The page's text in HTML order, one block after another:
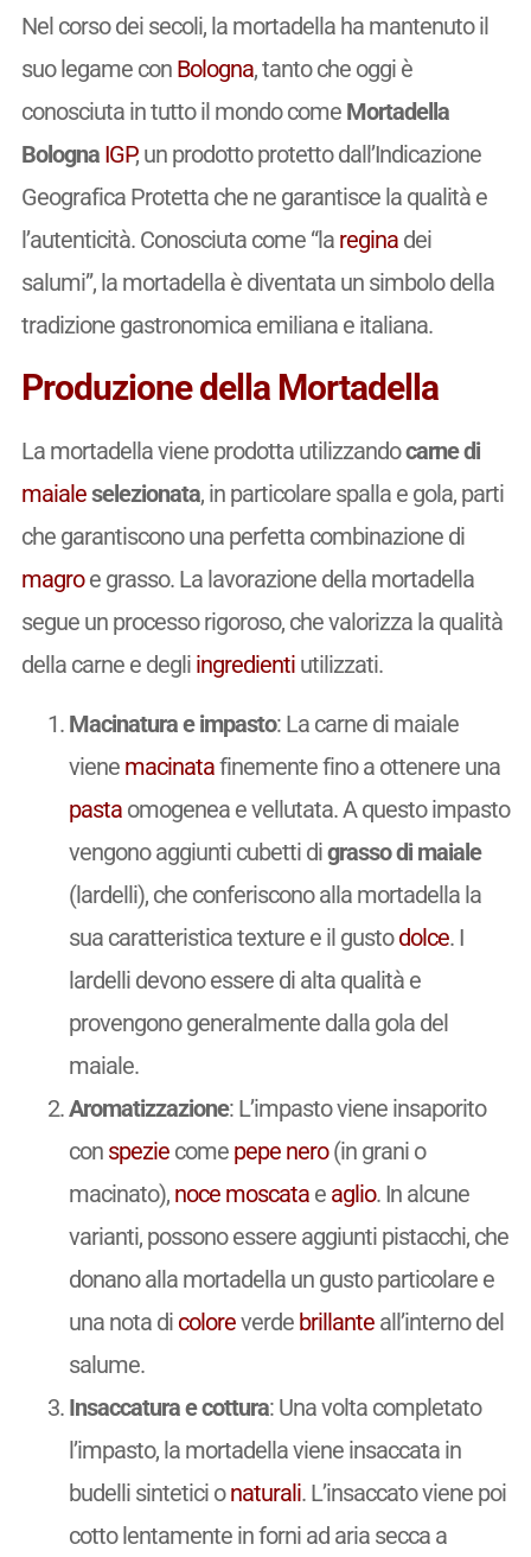
Nel corso dei secoli, la mortadella ha mantenuto il
suo legame con Bologna, tanto che oggi è
conosciuta in tutto il mondo come Mortadella
Bologna IGP, un prodotto protetto dall’Indicazione
Geografica Protetta che ne garantisce la qualità e
l’autenticità. Conosciuta come “la reginadei
salumi”, la mortadella è diventata un simbolo della
tradizione gastronomica emiliana e italiana.
Produzione della Mortadella
La mortadella viene prodotta utilizzandocarne di
maialeselezionata, in particolare spalla e gola, parti
che garantiscono una perfetta combinazione di
magroe grasso. La lavorazione della mortadella
segue un processo rigoroso, che valorizza la qualità
della carne e degli ingredientiutilizzati.
Macinatura e impasto: La carne di maiale
viene macinatafinemente fino a ottenere una
pastaomogenea e vellutata. A questo impasto
vengono aggiunti cubetti digrasso di maiale
(lardelli), che conferiscono alla mortadella la
sua caratteristica texture e il gustodolce. I
lardelli devono essere di alta qualità e
provengono generalmente dalla gola del
maiale.
Aromatizzazione: L’impasto viene insaporito
con speziecome pepe nero(in grani o
macinato), noce moscatae aglio. In alcune
varianti, possono essere aggiunti pistacchi, che
donano alla mortadella un gusto particolare e
una nota di coloreverde brillanteall’interno del
salume.
Insaccatura e cottura: Una volta completato
l’impasto, la mortadella viene insaccata in
budelli sintetici onaturali. L’insaccato viene poi
cotto lentamente in forni ad aria secca a